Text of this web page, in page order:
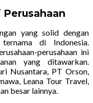
Perusahaan
yang solid dengan
di Indonesia.
perusahaan ini
yang ditawarkan.
Nusantara, PT Orson,
Leana Tour Travel,
besar lainnya.